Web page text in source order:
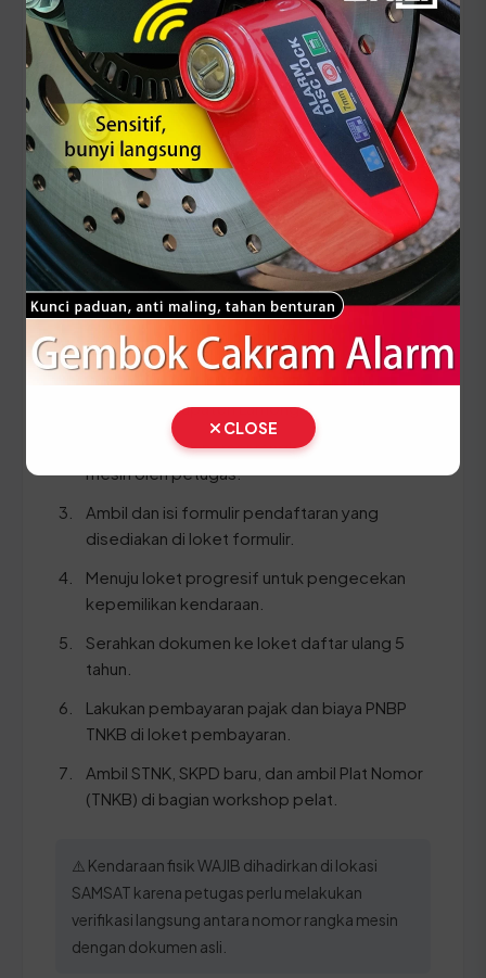
(Ganti Plat) di Jawa Timur
Setiap lima tahun, pemilik kendaraan wajib
melakukan pergantian pelat nomor dan cek fisik
kendaraan. Siapkan dokumen tambahan ini:
STNK asli
KTP asli sesuai identitas kendaraan
SKPD asli
BPKB asli & fotokopi
Ikuti panduan langkah demi langkah berikut:
Bawa kendaraan Anda ke area Cek Fisik
SAMSAT Kabupaten Lamongan.
Lakukan gesek nomor rangka dan nomor
mesin oleh petugas.
Ambil dan isi formulir pendaftaran yang
disediakan di loket formulir.
Menuju loket progresif untuk pengecekan
kepemilikan kendaraan.
Serahkan dokumen ke loket daftar ulang 5
tahun.
Lakukan pembayaran pajak dan biaya PNBP
TNKB di loket pembayaran.
Ambil STNK, SKPD baru, dan ambil Plat Nomor
(TNKB) di bagian workshop pelat.
⚠️ Kendaraan fisik WAJIB dihadirkan di lokasi
SAMSAT karena petugas perlu melakukan
verifikasi langsung antara nomor rangka mesin
dengan dokumen asli.
CLOSE